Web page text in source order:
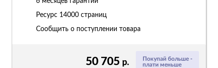
Покупай больше -
плати меньше
50 705 р.
Ресурс 14000 страниц
Сообщить о поступлении товара